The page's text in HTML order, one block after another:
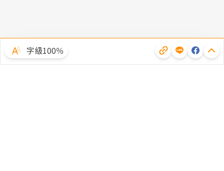
字級100％